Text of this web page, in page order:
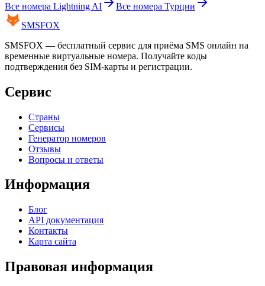
Все номера Lightning AI Все номера Турции
SMSFOX
SMSFOX — бесплатный сервис для приёма SMS онлайн на
временные виртуальные номера. Получайте коды
подтверждения без SIM-карты и регистрации.
Сервис
Страны
Сервисы
Генератор номеров
Отзывы
Вопросы и ответы
Информация
Блог
API документация
Контакты
Карта сайта
Правовая информация